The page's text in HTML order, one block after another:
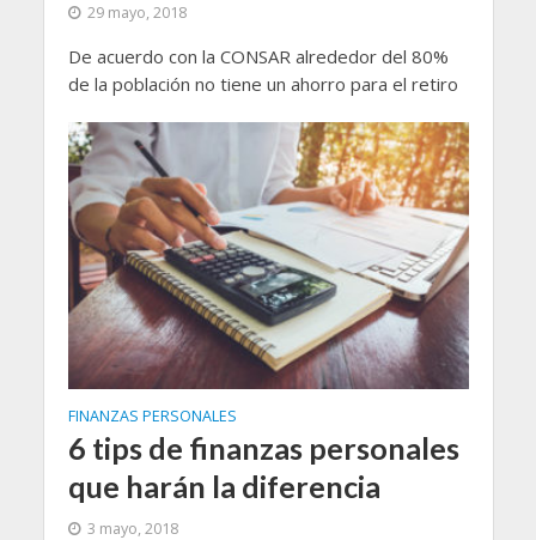
29 mayo, 2018
De acuerdo con la CONSAR alrededor del 80%
de la población no tiene un ahorro para el retiro
FINANZAS PERSONALES
6 tips de finanzas personales
que harán la diferencia
3 mayo, 2018